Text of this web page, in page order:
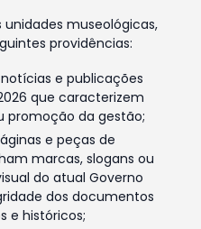
museológicas,
providências:
e publicações
que caracterizem
promoção da gestão;
e peças de
marcas, slogans ou
do atual Governo
dos documentos
e históricos;